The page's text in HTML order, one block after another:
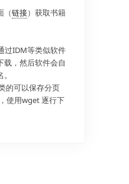
（链接）获取书籍
过IDM等类似软件
载，然后软件会自
的可以保存分页
使用wget 逐行下